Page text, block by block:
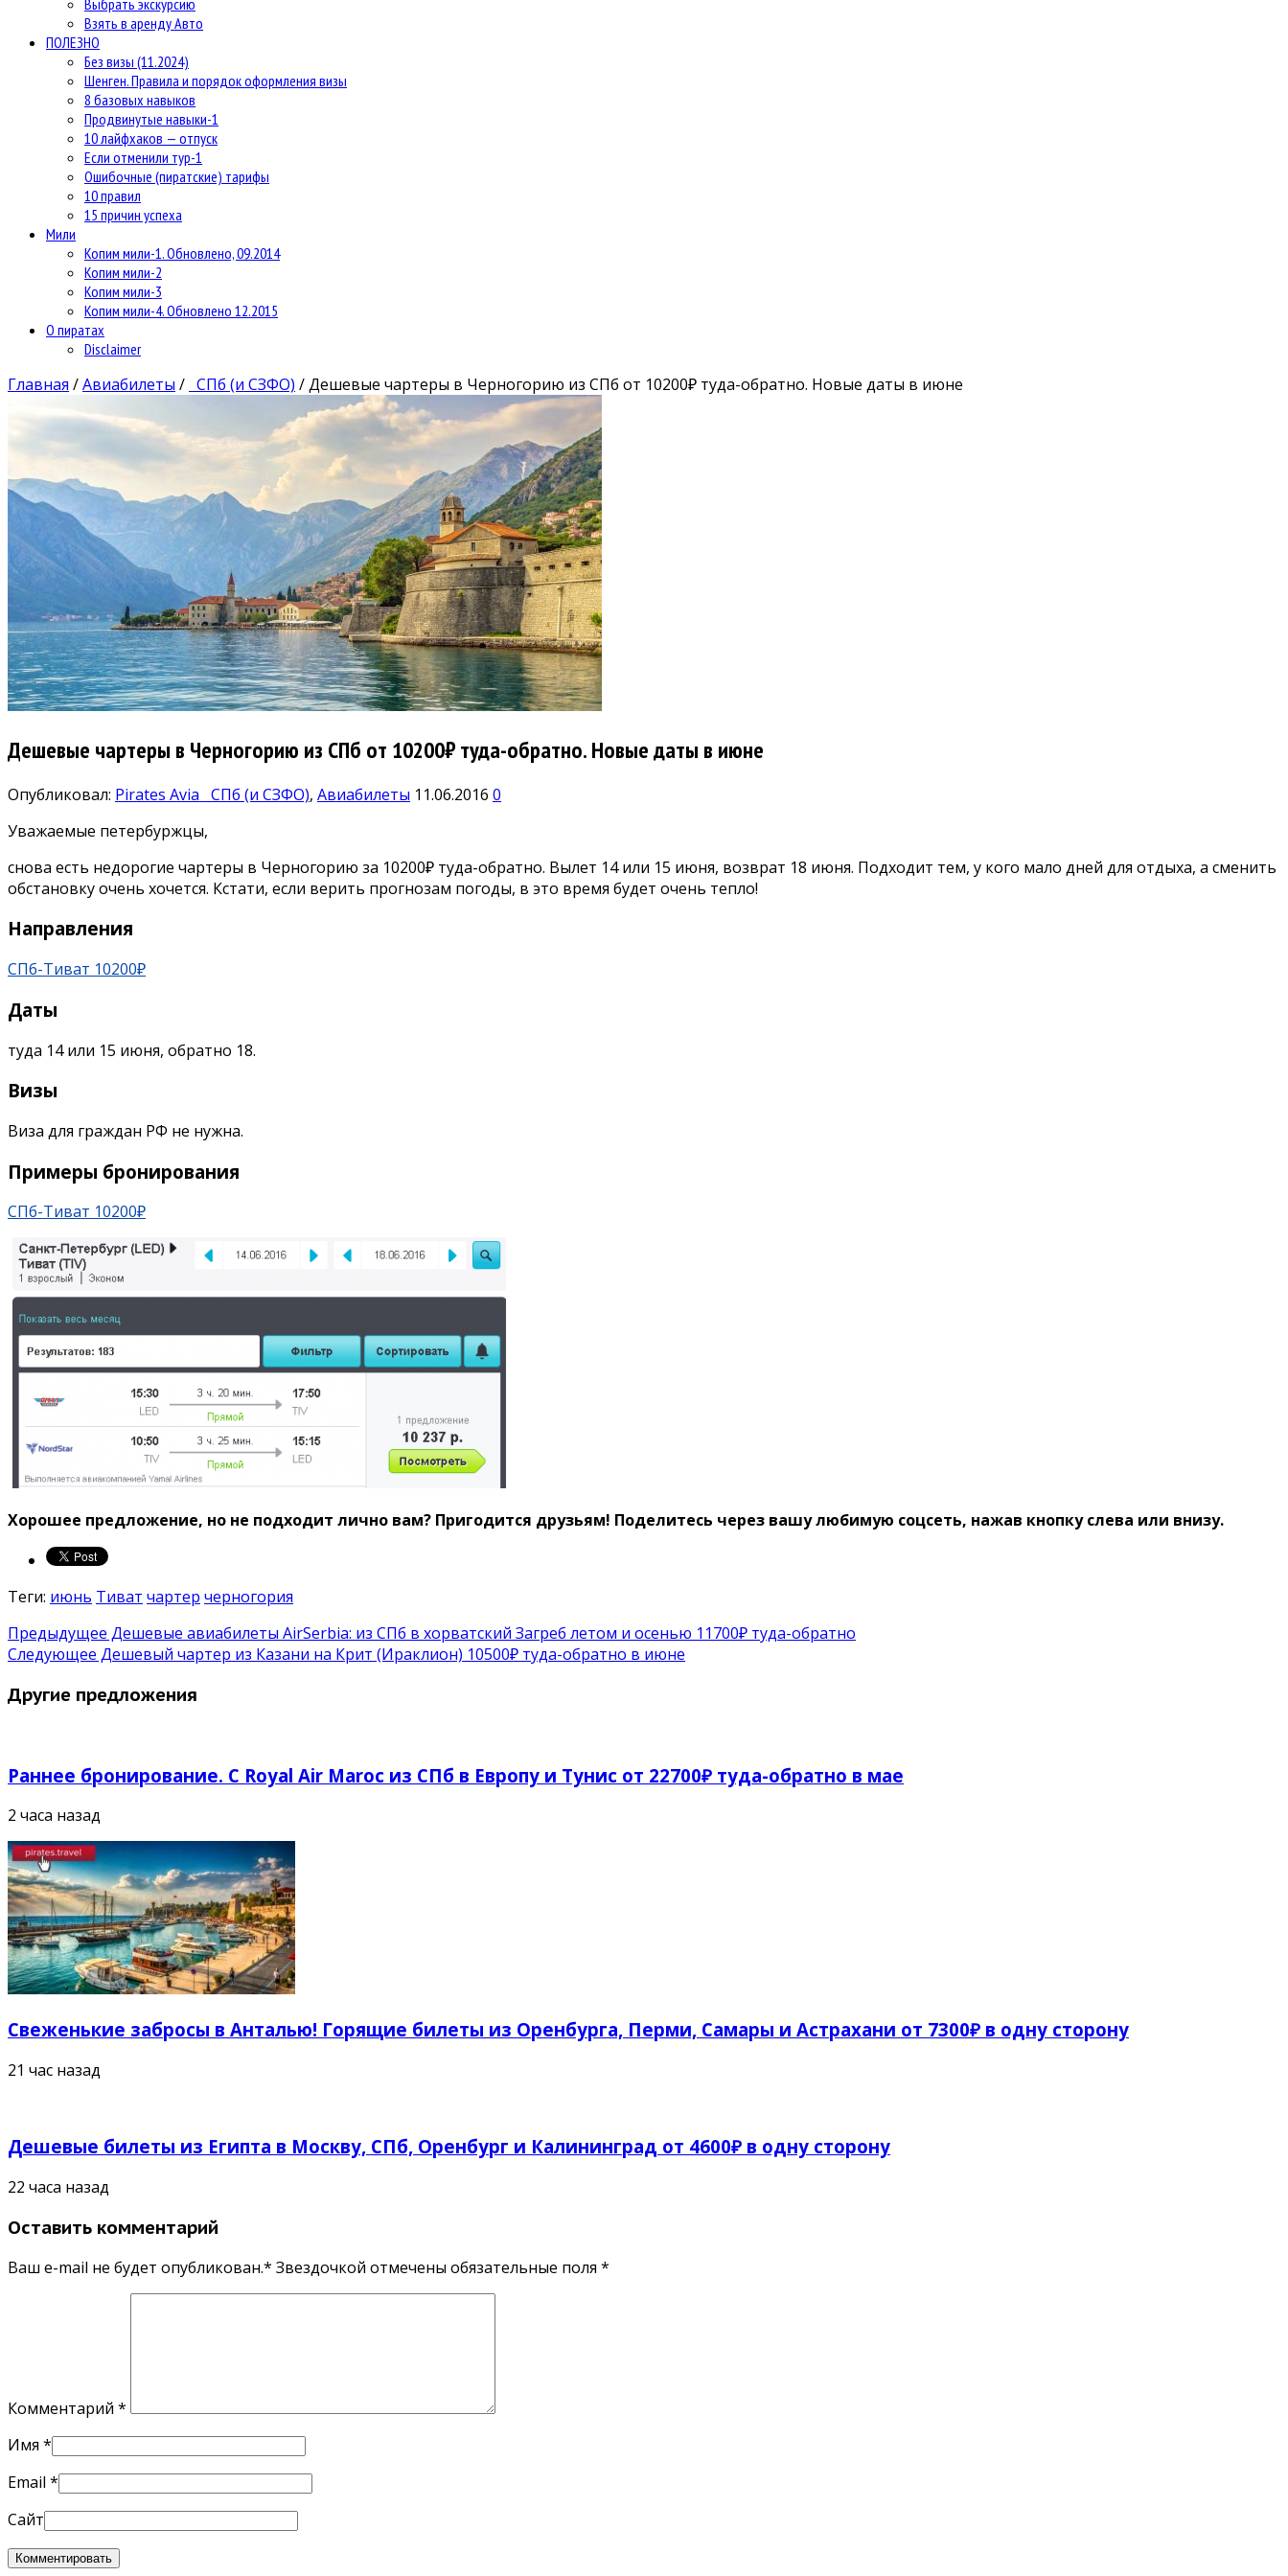
Взять в аренду Авто
ПОЛЕЗНО
Без визы (11.2024)
Шенген. Правила и порядок оформления визы
8 базовых навыков
Продвинутые навыки-1
10 лайфхаков — отпуск
Если отменили тур-1
Ошибочные (пиратские) тарифы
10 правил
15 причин успеха
Мили
Копим мили-1. Обновлено, 09.2014
Копим мили-2
Копим мили-3
Копим мили-4. Обновлено 12.2015
О пиратах
Disclaimer
Главная /Авиабилеты / СПб (и СЗФО) /Дешевые чартеры в Черногорию из СПб от 10200₽ туда-обратно. Новые даты в июне
Дешевые чартеры в Черногорию из СПб от 10200₽ туда-обратно. Новые даты в июне
Опубликовал: Pirates Avia СПб (и СЗФО), Авиабилеты 11.06.2016 0
Уважаемые петербуржцы,
снова есть недорогие чартеры в Черногорию за 10200₽ туда-обратно. Вылет 14 или 15 июня, возврат 18 июня. Подходит тем, у кого мало дней для отдыха, а сменить
обстановку очень хочется. Кстати, если верить прогнозам погоды, в это время будет очень тепло!
Направления
СПб-Тиват 10200₽
Даты
туда 14 или 15 июня, обратно 18.
Визы
Виза для граждан РФ не нужна.
Примеры бронирования
СПб-Тиват 10200₽
Хорошее предложение, но не подходит лично вам? Пригодится друзьям! Поделитесь через вашу любимую соцсеть, нажав кнопку слева или внизу.
Теги: июнь Тиват чартер черногория
Предыдущее Дешевые авиабилеты AirSerbia: из СПб в хорватский Загреб летом и осенью 11700₽ туда-обратно
Следующее Дешевый чартер из Казани на Крит (Ираклион) 10500₽ туда-обратно в июне
Другие предложения
Раннее бронирование. С Royal Air Maroc из СПб в Европу и Тунис от 22700₽ туда-обратно в мае
2 часа назад
Свеженькие забросы в Анталью! Горящие билеты из Оренбурга, Перми, Самары и Астрахани от 7300₽ в одну сторону
21 час назад
Дешевые билеты из Египта в Москву, СПб, Оренбург и Калининград от 4600₽ в одну сторону
22 часа назад
Оставить комментарий
Ваш e-mail не будет опубликован.* Звездочкой отмечены обязательные поля *
Комментарий *
Имя *
Email *
Сайт